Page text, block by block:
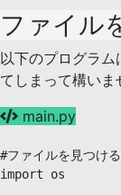
ファイル
以下のプログラ
てしまって構いま
main.py
#ファイルを見つけ
import os